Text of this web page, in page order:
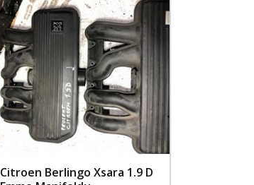
Citroen Berlingo Xsara 1.9 D